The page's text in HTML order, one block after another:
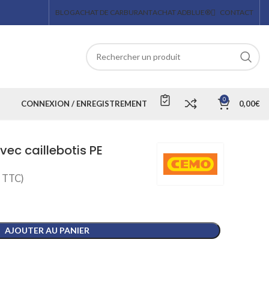
BLOGACHAT DE CARBURANTACHAT ADBLUE® CONTACT
CONNEXION / ENREGISTREMENT 0 0,00€
caillebotis PE
TTC)
AJOUTER AU PANIER